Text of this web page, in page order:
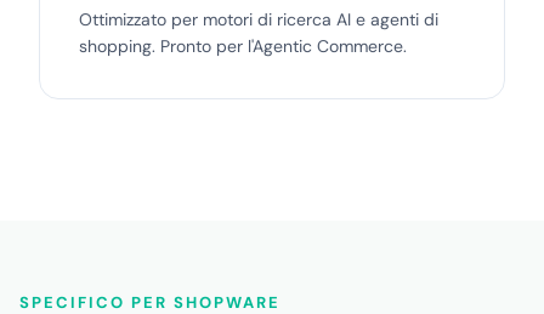
Ottimizzato per motori di ricerca AI e agenti di
shopping. Pronto per l'Agentic Commerce.
SPECIFICO PER SHOPWARE